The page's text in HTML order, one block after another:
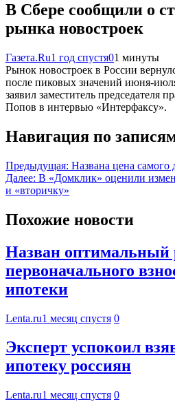
В Сбере сообщили о
рынка новостроек
Газета.Ru1 год спустя01 минуты
Рынок новостроек в России
после пиковых значений июня-
заявил заместитель председателя
Попов в интервью «Интерфаксу».
Навигация по
Предыдущая: Названа цена самого
Далее: В «Домклик» оценили
и «вторичку»
Похожие новости
Назван оптимальный
первоначального
ипотеки
Lenta.ru1 месяц спустя 0
Эксперт успокоил
ипотеку россиян
Lenta.ru1 месяц спустя 0